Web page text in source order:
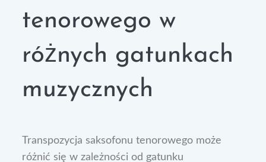
tenorowego w
różnych gatunkach
muzycznych
Transpozycja saksofonu tenorowego może
różnić się w zależności od gatunku